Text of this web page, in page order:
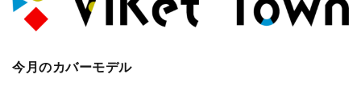
今月のカバーモデル